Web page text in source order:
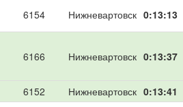
6154 Нижневартовск 0:13:13
6166 Нижневартовск 0:13:37
6152 Нижневартовск 0:13:41